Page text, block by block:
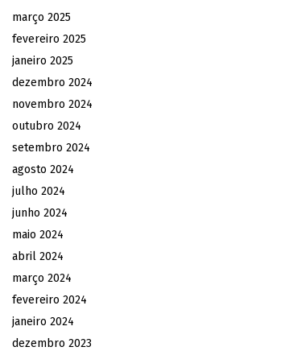
março 2025
fevereiro 2025
janeiro 2025
dezembro 2024
novembro 2024
outubro 2024
setembro 2024
agosto 2024
julho 2024
junho 2024
maio 2024
abril 2024
março 2024
fevereiro 2024
janeiro 2024
dezembro 2023